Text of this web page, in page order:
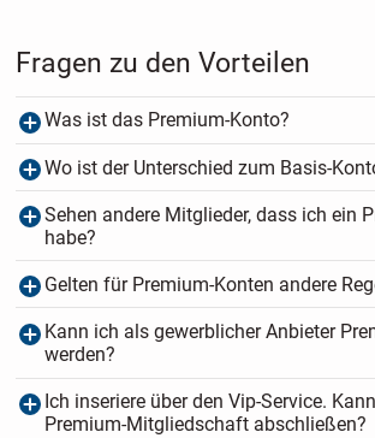
Fragen zu den Vorteilen
Was ist das Premium-Konto?
Wo ist der Unterschied zum Basis-
Sehen andere Mitglieder, dass ich ein
habe?
Gelten für Premium-Konten andere
Kann ich als gewerblicher Anbieter
werden?
Ich inseriere über den Vip-Service.
Premium-Mitgliedschaft abschließen?